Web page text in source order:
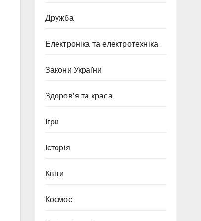
Дружба
Електроніка та електротехніка
Закони України
Здоров’я та краса
Ігри
Історія
Квіти
Космос